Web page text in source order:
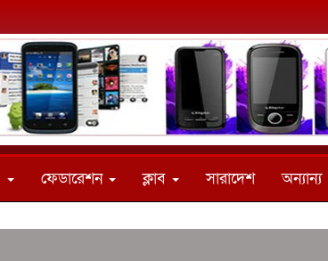
ফেডারেশন ক্লাব সারাদেশ অন্যান্য